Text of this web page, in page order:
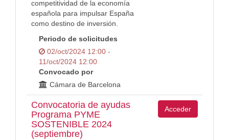
competitividad de la economía
española para impulsar España
como destino de inversión.
Periodo de solicitudes
02/oct/2024 12:00 -
11/oct/2024 12:00
Convocado por
Cámara de Barcelona
Convocatoria de ayudas
Programa PYME
SOSTENIBLE 2024
(septiembre)
Acceder